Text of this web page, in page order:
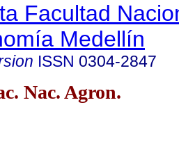
Facultad
Medellín
ISSN 0304-2847
Nac. Agron.